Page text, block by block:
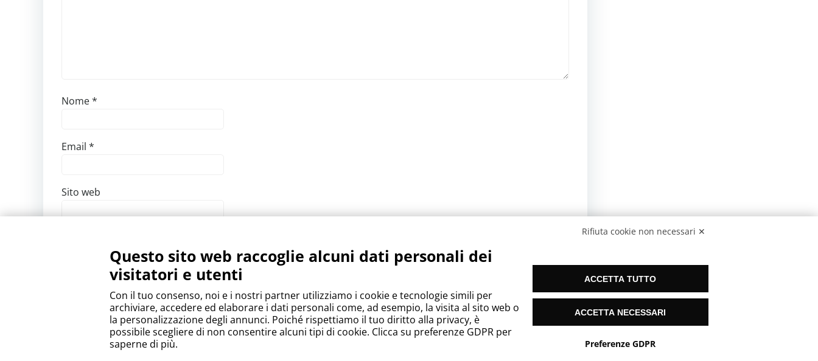
Nome*
Email *
Sito web
Rifiuta cookie non necessari ✕
Questo sito web raccoglie alcuni dati personali dei
visitatori e utenti
Con il tuo consenso, noi e i nostri partner utilizziamo i cookie e tecnologie simili per
archiviare, accedere ed elaborare i dati personali come, ad esempio, la visita al sito web o
la personalizzazione degli annunci. Poiché rispettiamo il tuo diritto alla privacy, è
possibile scegliere di non consentire alcuni tipi di cookie. Clicca su preferenze GDPR per
saperne di più.
ACCETTA TUTTO
ACCETTA NECESSARI
Preferenze GDPR